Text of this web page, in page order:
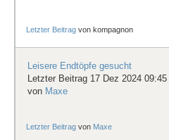
Letzter Beitrag von kompagnon
Leisere Endtöpfe gesucht
Letzter Beitrag 17 Dez 2024 09:45
von Maxe
Letzter Beitrag von Maxe